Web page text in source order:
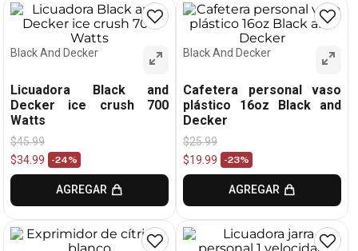
Black And Decker
Licuadora Black and
Decker ice crush 700
Watts
$45.99
$3499 -24%
AGREGAR
Black And Decker
Cafetera personal vaso
plástico 16oz Black and
Decker
$25.99
$19 99 -23%
AGREGAR